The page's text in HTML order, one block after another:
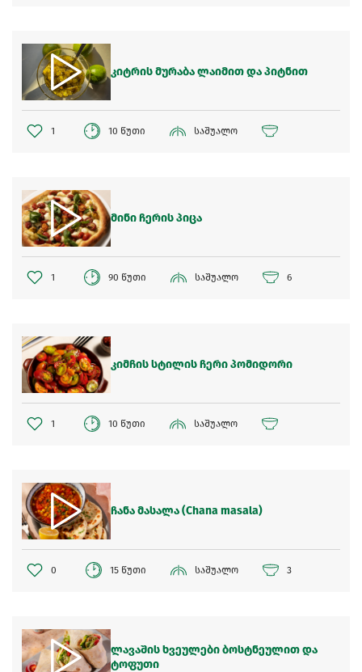
კიტრის მურაბა ლაიმით და პიტნით
1 10 წუთი საშუალო
მინი ჩერის პიცა
1 90 წუთი საშუალო 6
კიმჩის სტილის ჩერი პომიდორი
1 10 წუთი საშუალო
ჩანა მასალა (Chana masala)
0 15 წუთი საშუალო 3
ლავაშის ხვეულები ბოსტნეულით და
ტოფუთი